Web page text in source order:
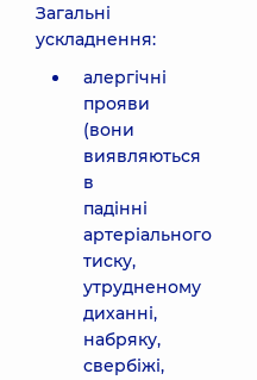
Загальні
ускладнення:
алергічні
прояви
(вони
виявляються
в
падінні
артеріального
тиску,
утрудненому
диханні,
набряку,
свербіжі,